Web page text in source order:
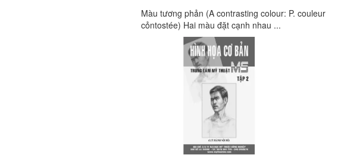
Màu tương phản (A contrasting colour: P. couleur
cỏntostée) Hai màu đặt cạnh nhau ...